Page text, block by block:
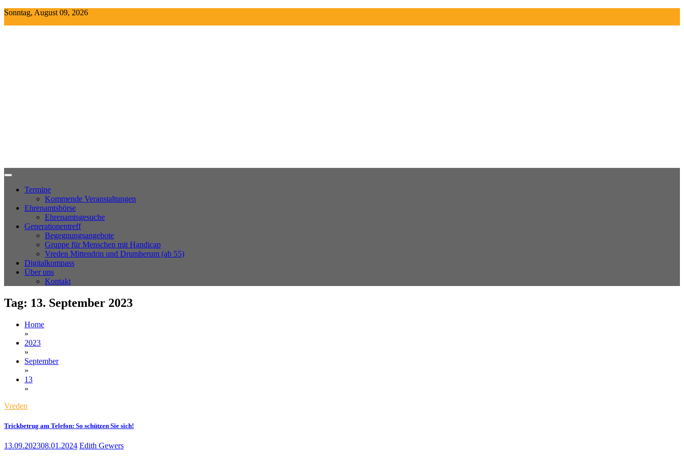
Skip
Sonntag, August 09, 2026
Termine
Kommende Veranstaltungen
Ehrenamtsbörse
Ehrenamtsgesuche
Generationentreff
Begegnungsangebote
Gruppe für Menschen mit Handicap
Vreden Mittendrin und Drumherum (ab 55)
Digitalkompass
Über uns
Kontakt
Tag: 13. September 2023
Home
»
2023
»
September
»
13
»
Vreden
Trickbetrug am Telefon: So schützen Sie sich!
13.09.202308.01.2024 Edith Gewers